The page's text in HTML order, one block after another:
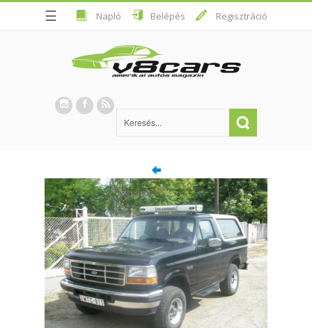
☰ Napló Belépés Regisztráció